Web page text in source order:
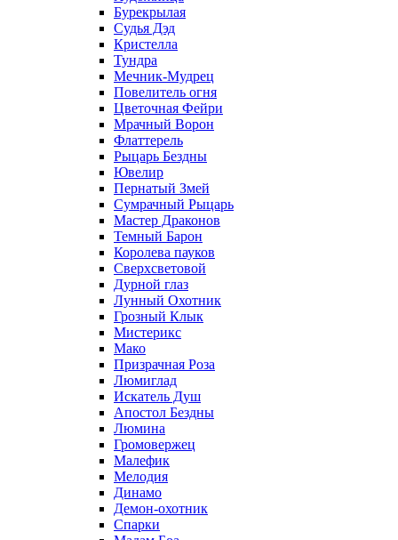
Бурекрылая
Судья Дэд
Кристелла
Тундра
Мечник-Мудрец
Повелитель огня
Цветочная Фейри
Мрачный Ворон
Флаттерель
Рыцарь Бездны
Ювелир
Пернатый Змей
Сумрачный Рыцарь
Мастер Драконов
Темный Барон
Королева пауков
Сверхсветовой
Дурной глаз
Лунный Охотник
Грозный Клык
Мистерикс
Мако
Призрачная Роза
Люмиглад
Искатель Душ
Апостол Бездны
Люмина
Громовержец
Малефик
Мелодия
Динамо
Демон-охотник
Спарки